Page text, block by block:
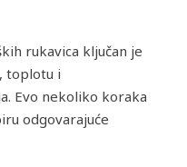
rukavica ključan je
toplotu i
Evo nekoliko koraka
odgovarajuće